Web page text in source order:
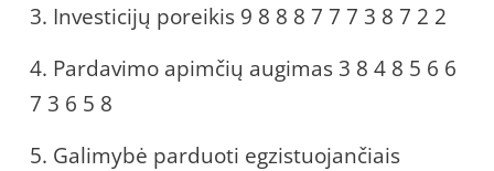
3. Investicijų poreikis 9 8 8 8 7 7 7 3 8 7 2 2
4. Pardavimo apimčių augimas 3 8 4 8 5 6 6
7 3 6 5 8
5. Galimybė parduoti egzistuojančiais